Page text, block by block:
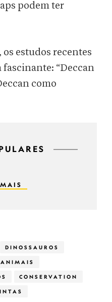
podem ter
estudos recentes
“Deccan
como
DINOSSAUROS
ANIMAIS
CONSERVATION